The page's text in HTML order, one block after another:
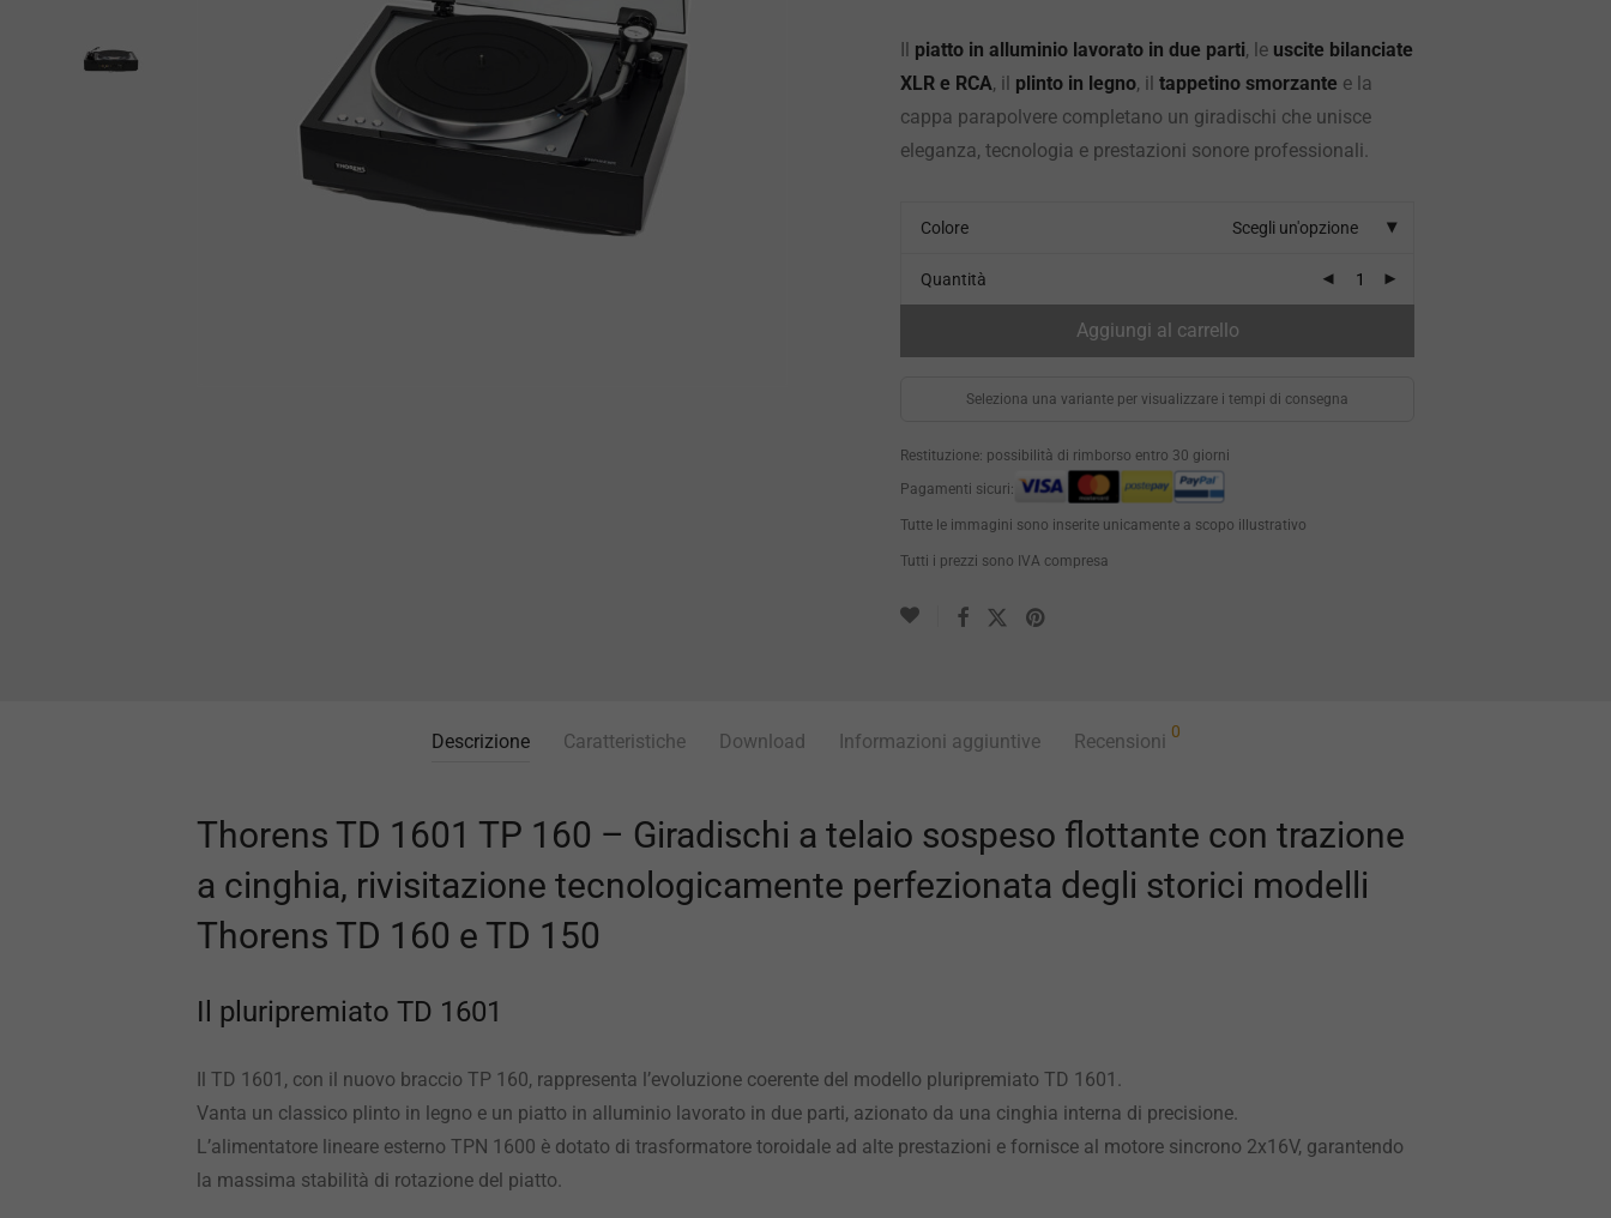
Il piatto in alluminio lavorato in due parti, le uscite bilanciate
XLR e RCA, il plinto in legno, il tappetino smorzante e la
cappa parapolvere completano un giradischi che unisce
eleganza, tecnologia e prestazioni sonore professionali.
Colore Scegli un'opzione
Quantità
Aggiungi al carrello
Seleziona una variante per visualizzare i tempi di consegna
Restituzione: possibilità di rimborso entro 30 giorni
Pagamenti sicuri:
Tutte le immagini sono inserite unicamente a scopo illustrativo
Tutti i prezzi sono IVA compresa
Descrizione Caratteristiche Download Informazioni aggiuntive Recensioni 0
Thorens TD 1601 TP 160 – Giradischi a telaio sospeso flottante con trazione
a cinghia, rivisitazione tecnologicamente perfezionata degli storici modelli
Thorens TD 160 e TD 150
Il pluripremiato TD 1601
Il TD 1601, con il nuovo braccio TP 160, rappresenta l’evoluzione coerente del modello pluripremiato TD 1601.
Vanta un classico plinto in legno e un piatto in alluminio lavorato in due parti, azionato da una cinghia interna di precisione.
L’alimentatore lineare esterno TPN 1600 è dotato di trasformatore toroidale ad alte prestazioni e fornisce al motore sincrono 2x16V, garantendo
la massima stabilità di rotazione del piatto.